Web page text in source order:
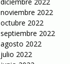
diciembre 2022
noviembre 2022
octubre 2022
septiembre 2022
agosto 2022
julio 2022